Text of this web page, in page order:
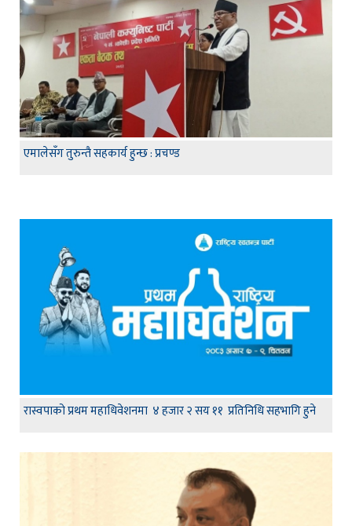
एमालेसँग तुरुन्तै सहकार्य हुन्छ : प्रचण्ड
रास्वपाको प्रथम महाधिवेशनमा ४ हजार २ सय ११ प्रतिनिधि सहभागि हुने